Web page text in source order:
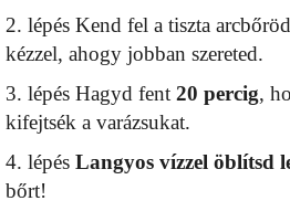
2. lépés Kend fel a tiszta
kézzel, ahogy jobban szereted.
3. lépés Hagyd fent 20 percig,
kifejtsék a varázsukat.
4. lépés Langyos vízzel öblítsd
bőrt!